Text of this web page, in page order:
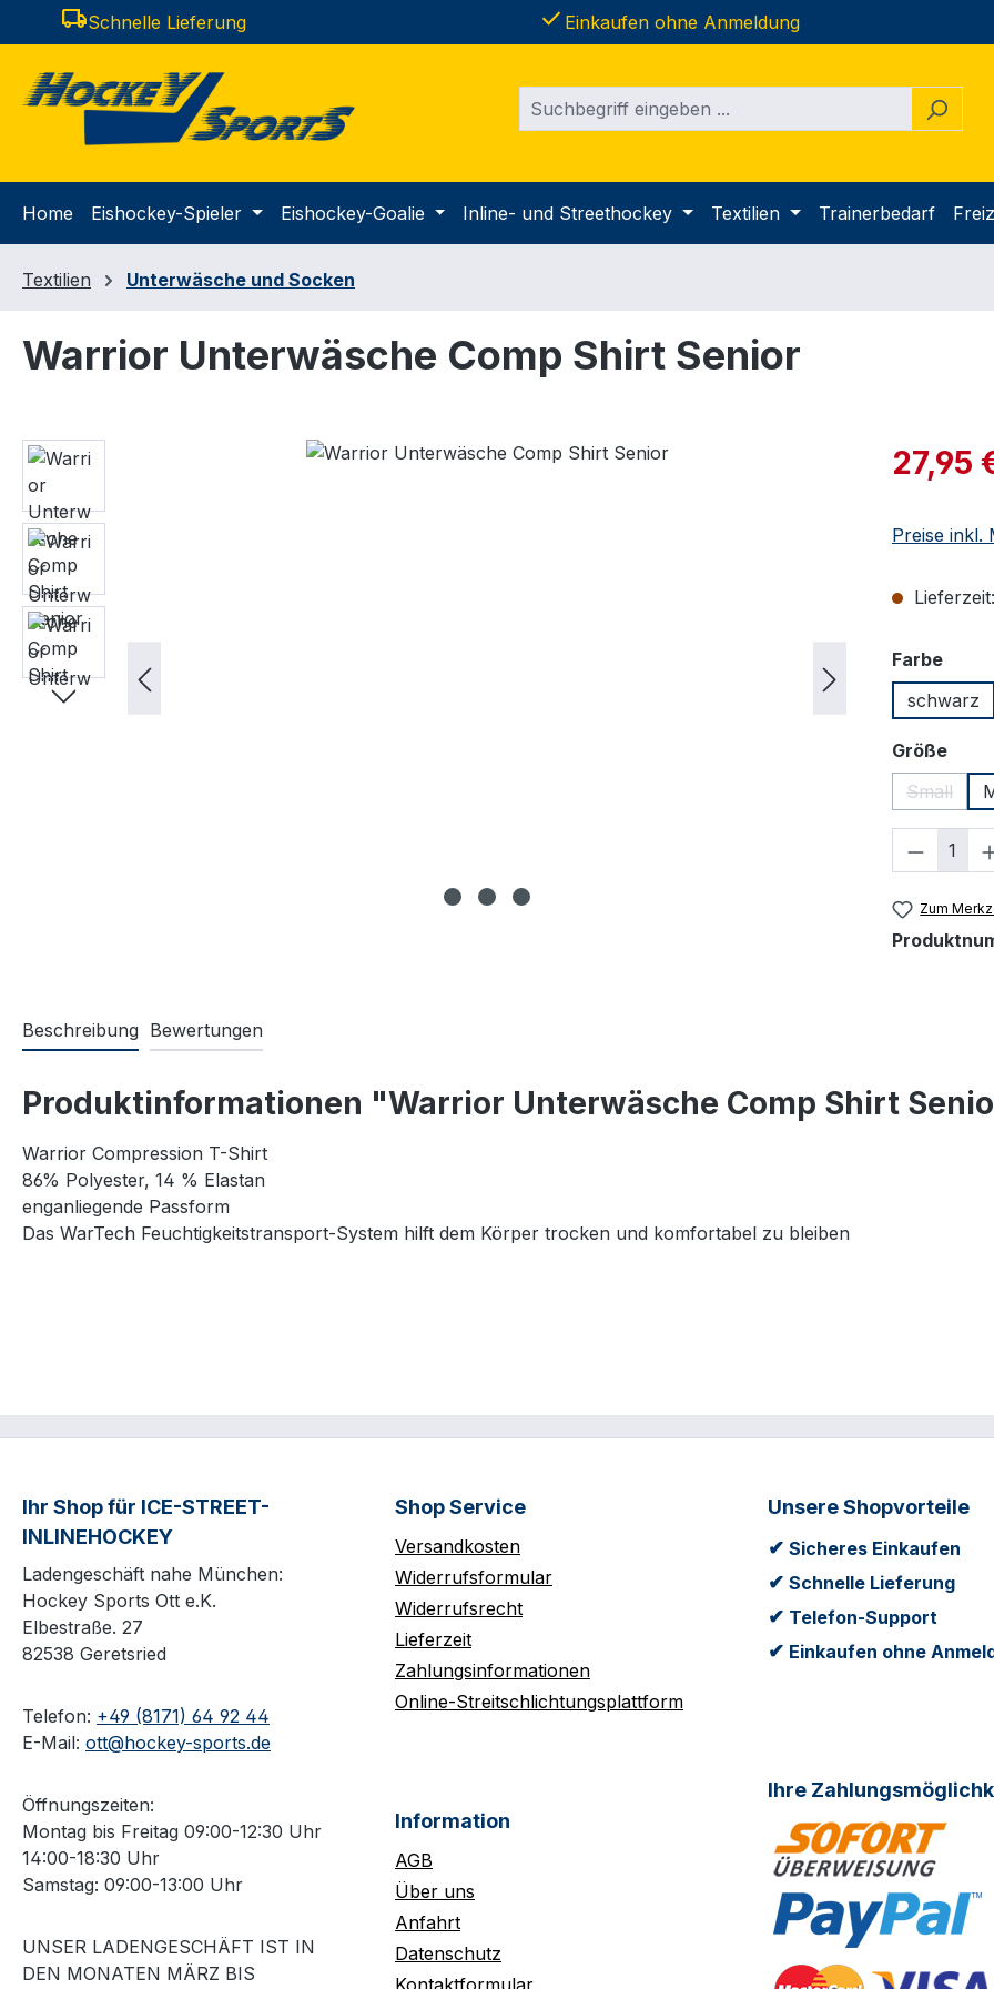
Hauptinhalt springen
Zur Suche springen
Zur Hauptnavigation springen
local_shippingSchnelle Lieferung done Einkaufen ohne Anmeldung
Home Eishockey-Spieler Eishockey-Goalie Inline- und Streethockey Textilien Trainerbedarf
Textilien Unterwäsche und Socken
Warrior Unterwäsche Comp Shirt Senior
Bildergalerie überspringen 27,95
Preise inkl.
Farbe
schwarz
Größe
Small
(Diese
Zum
Beschreibung Bewertungen
Produktinformationen "Warrior Unterwäsche Comp Shirt
Warrior Compression T-Shirt
86% Polyester, 14 % Elastan
enganliegende Passform
Das WarTech Feuchtigkeitstransport-System hilft dem Körper trocken und komfortabel zu bleiben
Ihr Shop für ICE-STREET-
INLINEHOCKEY
Ladengeschäft nahe München:
Hockey Sports Ott e.K.
Elbestraße. 27
82538 Geretsried
Telefon: +49 (8171) 64 92 44
E-Mail: ott@hockey-sports.de
Öffnungszeiten:
Montag bis Freitag 09:00-12:30 Uhr
14:00-18:30 Uhr
Samstag: 09:00-13:00 Uhr
UNSER LADENGESCHÄFT IST IN
DEN MONATEN MÄRZ BIS
Shop Service
Versandkosten
Widerrufsformular
Widerrufsrecht
Lieferzeit
Zahlungsinformationen
Online-Streitschlichtungsplattform
Information
AGB
Über uns
Anfahrt
Datenschutz
Unsere Shopvorteile
✔ Sicheres Einkaufen
✔ Schnelle Lieferung
✔ Telefon-Support
✔ Einkaufen ohne
Ihre